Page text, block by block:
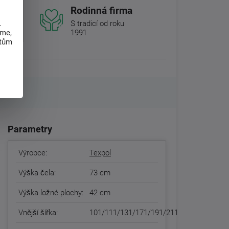
Rodinná firma
S tradicí od roku
1991
Parametry
Výrobce: Texpol
Výška čela: 73 cm
Výška ložné plochy: 42 cm
Vnější šířka: 101/111/131/171/191/211